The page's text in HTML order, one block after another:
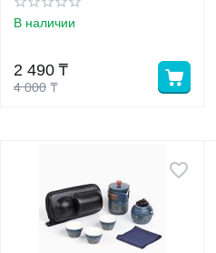
В наличии
4 000 ₸
2 490 ₸